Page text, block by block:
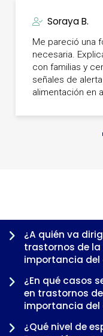
Soraya B.
Me pareció una
necesaria.
con familias y
señales de
alimentación en
¿A quién va
trastornos de
importancia
¿En qué casos
en trastornos
importancia
¿Qué nivel de